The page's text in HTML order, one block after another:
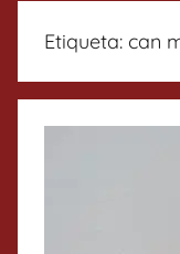
Etiqueta: can